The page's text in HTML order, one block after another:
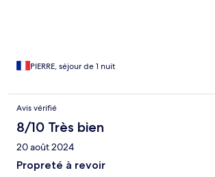
deposit pour le cas ou .... et l inverse ce produit.
PIERRE, séjour de 1 nuit
Avis vérifié
8/10 Très bien
20 août 2024
Propreté à revoir